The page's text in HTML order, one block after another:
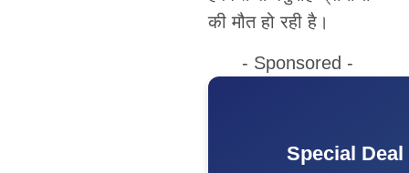
की मौत हो रही है।
- Sponsored -
Special Deal